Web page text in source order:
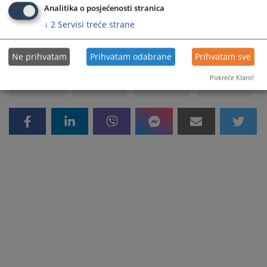
Prikazana vijest je na: Srpski jezik
61PREGLEDA
Analitika o posjećenosti stranica
↓ 2 Servisi treće strane
Ne prihvatam Prihvatam odabrane Prihvatam sve
Pokreće Klaro!